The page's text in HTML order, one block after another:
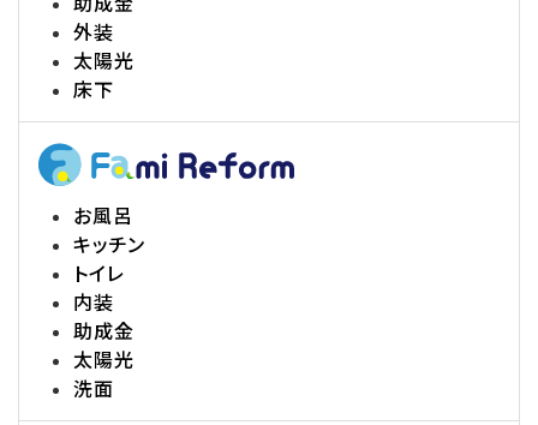
外装
太陽光
床下
お風呂
キッチン
トイレ
内装
助成金
太陽光
洗面